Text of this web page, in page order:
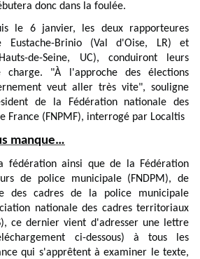
donc dans la foulée.
le 6 janvier, les deux rapporteures
Eustache-Brinio (Val d'Oise, LR) et
de-Seine, UC), conduiront leurs
"À l'approche des élections
veut aller très vite", souligne
de la Fédération nationale des
France (FNPMF), interrogé par Localtis
manque…
fédération ainsi que de la Fédération
de police municipale (FNDPM), de
des cadres de la police municipale
nationale des cadres territoriaux
ce dernier vient d'adresser une lettre
ci-dessous) à tous les
qui s'apprêtent à examiner le texte,